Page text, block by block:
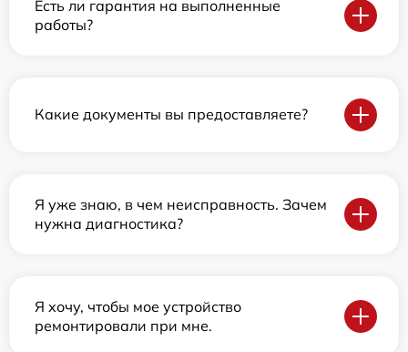
Есть ли гарантия на выполненные
работы?
Какие документы вы предоставляете?
Я уже знаю, в чем неисправность. Зачем
нужна диагностика?
Я хочу, чтобы мое устройство
ремонтировали при мне.